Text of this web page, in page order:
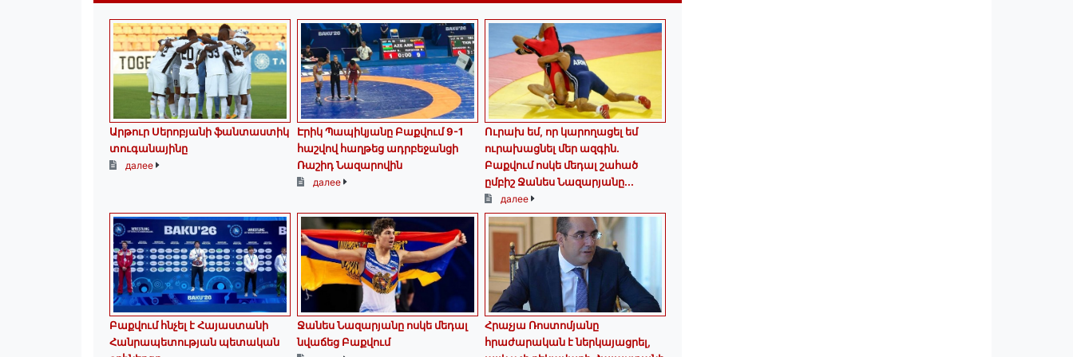
Արթուր Սերոբյանի ֆանտաստիկ
տուգանայինը
далее
Էրիկ Պապիկյանը Բաքվում 9-1
հաշվով հաղթեց ադրբեջանցի
Ռաշիդ Նազարովին
далее
Ուրախ եմ, որ կարողացել եմ
ուրախացնել մեր ազգին.
Բաքվում ոսկե մեդալ շահած
ըմբիշ Ջանես Նազարյանը...
далее
Բաքվում հնչել է Հայաստանի
Հանրապետության պետական
Ջանես Նազարյանը ոսկե մեդալ
նվաճեց Բաքվում
Հրաչյա Ռոստոմյանը
հրաժարական է ներկայացրել,